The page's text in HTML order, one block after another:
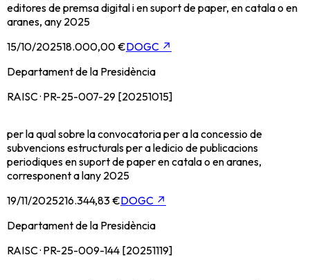
editores de premsa digital i en suport de paper, en catala o en
aranes, any 2025
15/10/202518.000,00 €DOGC ↗
Departament de la Presidència
RAISC · PR-25-007-29 [20251015]
per la qual sobre la convocatoria per a la concessio de
subvencions estructurals per a ledicio de publicacions
periodiques en suport de paper en catala o en aranes,
corresponent a lany 2025
19/11/2025216.344,83 €DOGC ↗
Departament de la Presidència
RAISC · PR-25-009-144 [20251119]